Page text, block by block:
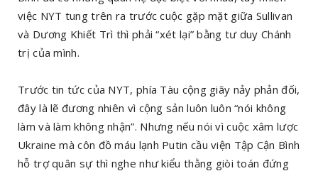
việc NYT tung trên ra trước cuộc gặp mặt giữa Sullivan
và Dương Khiết Trì thì phải “xét lại” bằng tư duy Chánh
trị của mình.
Trước tin tức của NYT, phía Tàu cộng giãy nảy phản đối,
đây là lẽ đương nhiên vì cộng sản luôn luôn “nói không
làm và làm không nhận”. Nhưng nếu nói vì cuộc xâm lược
Ukraine mà côn đồ máu lạnh Putin cầu viện Tập Cận Bình
hỗ trợ quân sự thì nghe như kiểu thằng giòi toán đứng